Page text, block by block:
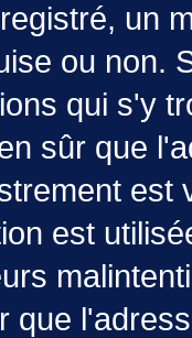
un
ou non.
qui s'y
sûr que
est
est
que